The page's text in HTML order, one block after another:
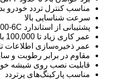
مناسب کنترل تردد خودرو
سرعت شناسایی بالا
پشتیبانی از استاندارد EPC Gen2 / ISO18000-6C
عمر کاری زیاد تا 100,000 بار استفاده
عمر ذخیره‌سازی اطلاعات تا 10
مقاوم در برابر رطوبت و
قابلیت نصب روی شیشه
مناسب پارکینگ‌های پرتردد